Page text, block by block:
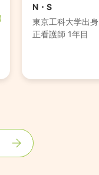
N・S
東京工科大学出身
正看護師 1年目